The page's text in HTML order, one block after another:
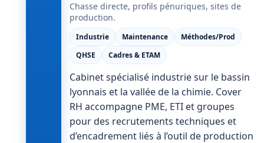
Chasse directe, profils pénuriques, sites de
production.
Industrie Maintenance
Méthodes/Prod
QHSE
Cadres & ETAM
Cabinet spécialisé industrie sur le bassin
lyonnais et la vallée de la chimie. Cover
RH accompagne PME, ETI et groupes
pour des recrutements techniques et
d’encadrement liés à l’outil de production